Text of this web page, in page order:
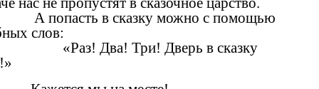
А попасть в сказку можно с помощью
слов:
«Раз! Два! Три! Дверь в сказку